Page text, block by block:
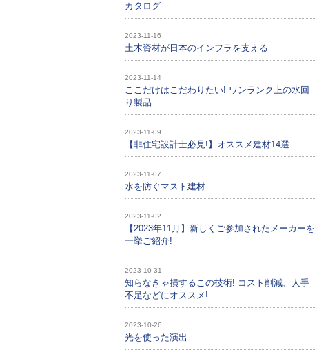
カタログ
2023-11-16
土木資材が日本のインフラを支える
2023-11-14
ここだけはこだわりたい! ワンランク上の水回
り製品
2023-11-09
【非住宅設計士必見!】オススメ建材14選
2023-11-07
水を防ぐマスト建材
2023-11-02
【2023年11月】新しくご参加されたメーカーを
一挙ご紹介!
2023-10-31
知らなきゃ損するこの技術! コスト削減、人手
不足などにオススメ!
2023-10-26
光を使った演出